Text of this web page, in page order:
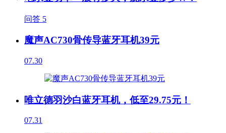
问答 5
魔声AC730骨传导蓝牙耳机39元
07.30
唯立德羽沙白蓝牙耳机，低至29.75元！
07.31